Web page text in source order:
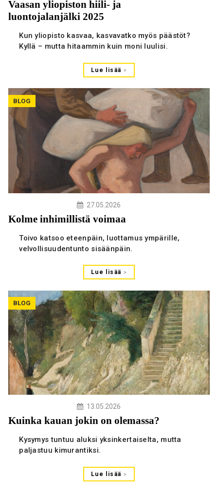
Vaasan yliopiston hiili- ja
luontojalanjälki 2025
Kun yliopisto kasvaa, kasvavatko myös päästöt?
Kyllä – mutta hitaammin kuin moni luulisi.
Lue lisää
BLOG
27.05.2026
Kolme inhimillistä voimaa
Toivo katsoo eteenpäin, luottamus ympärille,
velvollisuudentunto sisäänpäin.
Lue lisää
BLOG
13.05.2026
Kuinka kauan jokin on olemassa?
Kysymys tuntuu aluksi yksinkertaiselta, mutta
paljastuu kimurantiksi.
Lue lisää